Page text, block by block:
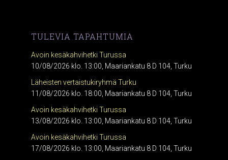
TULEVIA TAPAHTUMIA
Avoin kesäkahvihetki Turussa
10/08/2026 klo. 13:00, Maariankatu 8 D 104, Turku
Läheisten vertaistukiryhmä Turku
11/08/2026 klo. 18:00, Maariankatu 8 D 104, Turku
Avoin kesäkahvihetki Turussa
13/08/2026 klo. 13:00, Maariankatu 8 D 104, Turku
Avoin kesäkahvihetki Turussa
17/08/2026 klo. 13:00, Maariankatu 8 D 104, Turku